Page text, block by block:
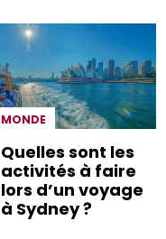
MONDE
Quelles sont les
activités à faire
lors d’un voyage
à Sydney ?